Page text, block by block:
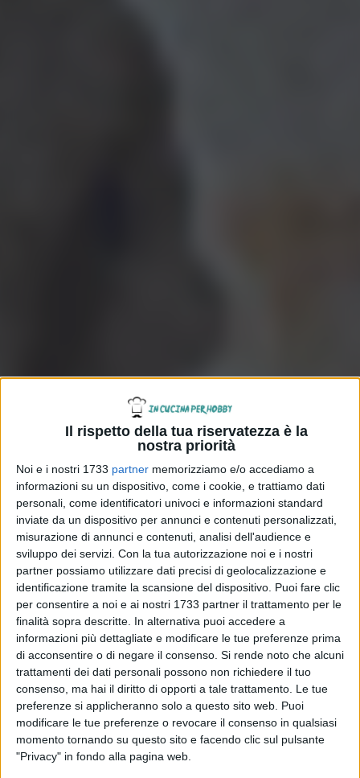
Il rispetto della tua riservatezza è la
nostra priorità
Noi e i nostri 1733 partner memorizziamo e/o accediamo a
informazioni su un dispositivo, come i cookie, e trattiamo dati
personali, come identificatori univoci e informazioni standard
inviate da un dispositivo per annunci e contenuti personalizzati,
misurazione di annunci e contenuti, analisi dell'audience e
sviluppo dei servizi. Con la tua autorizzazione noi e i nostri
partner possiamo utilizzare dati precisi di geolocalizzazione e
identificazione tramite la scansione del dispositivo. Puoi fare clic
per consentire a noi e ai nostri 1733 partner il trattamento per le
finalità sopra descritte. In alternativa puoi accedere a
informazioni più dettagliate e modificare le tue preferenze prima
di acconsentire o di negare il consenso. Si rende noto che alcuni
trattamenti dei dati personali possono non richiedere il tuo
consenso, ma hai il diritto di opporti a tale trattamento. Le tue
preferenze si applicheranno solo a questo sito web. Puoi
modificare le tue preferenze o revocare il consenso in qualsiasi
momento tornando su questo sito e facendo clic sul pulsante
"Privacy" in fondo alla pagina web.